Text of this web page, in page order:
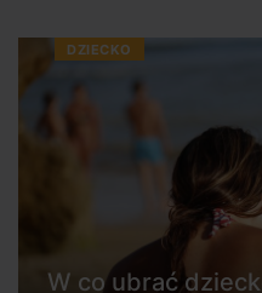
DZIECKO
W co ubrać